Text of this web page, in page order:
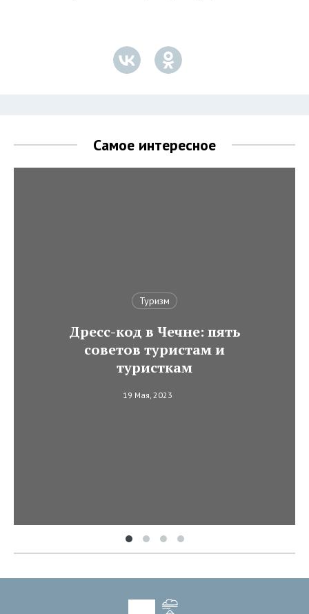
Самое интересное
Туризм
Дресс-код в Чечне: пять
советов туристам и
туристкам
19 Мая, 2023